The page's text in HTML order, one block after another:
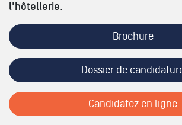
l'hôtellerie.
Brochure
Dossier de
Candidatez en ligne